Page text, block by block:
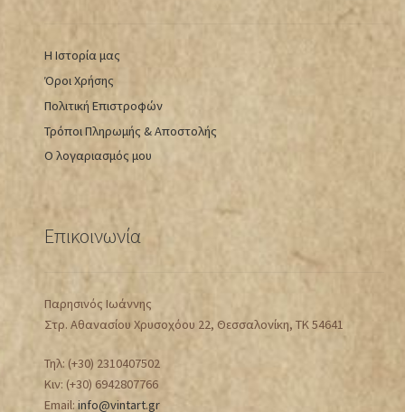
Η Ιστορία μας
Όροι Χρήσης
Πολιτική Επιστροφών
Τρόποι Πληρωμής & Αποστολής
Ο λογαριασμός μου
Επικοινωνία
Παρησινός Ιωάννης
Στρ. Αθανασίου Χρυσοχόου 22, Θεσσαλονίκη, ΤΚ 54641
Τηλ: (+30) 2310407502
Κιν: (+30) 6942807766
Email:info@vintart.gr